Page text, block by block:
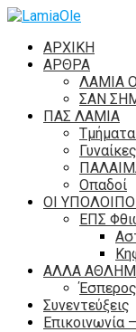
ΑΡΧΙΚΗ
ΑΡΘΡΑ
ΛΑΜΙΑ
ΣΑΝ
ΠΑΣ ΛΑΜΙΑ
Οπαδοί
ΟΙ
ΕΠΣ
ΑΛΛΑ
Συνεντεύξεις
Επικοινωνία